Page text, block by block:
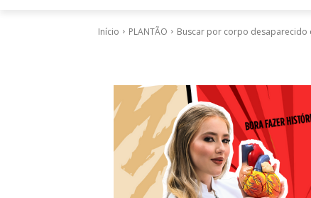
Início PLANTÃO Buscar por corpo desaparecido